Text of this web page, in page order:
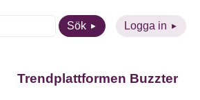
Sök Logga in
Trendplattformen Buzzter